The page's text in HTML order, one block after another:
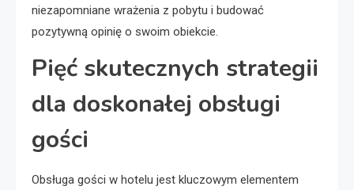
niezapomniane wrażenia z pobytu i budować
pozytywną opinię o swoim obiekcie.
Pięć skutecznych strategii
dla doskonałej obsługi
gości
Obsługa gości w hotelu jest kluczowym elementem